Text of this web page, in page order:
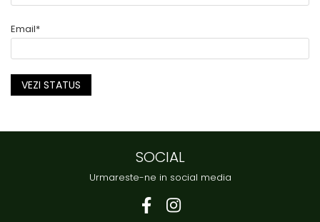
Email*
VEZI STATUS
SOCIAL
Urmareste-ne in social media